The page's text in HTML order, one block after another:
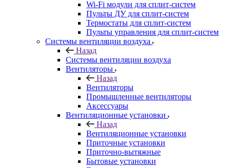
Wi-Fi модули для сплит-систем
Пульты ДУ для сплит-систем
Термостаты для сплит-систем
Пульты управления для сплит-систем
Системы вентиляции воздуха
Назад
Системы вентиляции воздуха
Вентиляторы
Назад
Вентиляторы
Промышленные вентиляторы
Аксессуары
Вентиляционные установки
Назад
Вентиляционные установки
Приточные установки
Приточно-вытяжные
Бытовые установки